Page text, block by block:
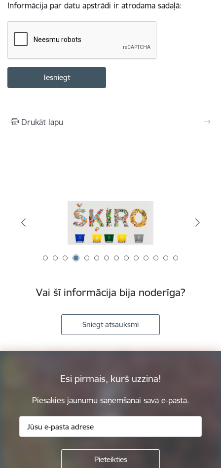
Informācija par datu apstrādi ir atrodama sadaļā:
Drukāt lapu
Vai šī informācija bija noderīga?
Sniegt atsauksmi
Esi pirmais, kurš uzzina!
Piesakies jaunumu saņemšanai savā e-pastā.